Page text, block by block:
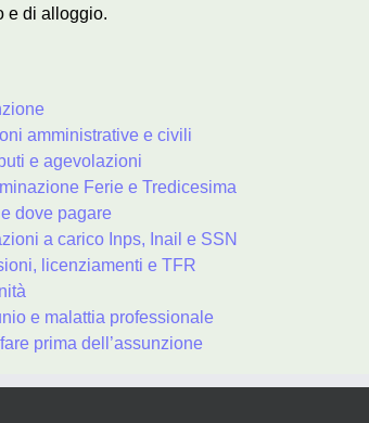
e di alloggio.
amministrative e civili
e agevolazioni
Ferie e Tredicesima
dove pagare
a carico Inps, Inail e SSN
licenziamenti e TFR
e malattia professionale
prima dell’assunzione